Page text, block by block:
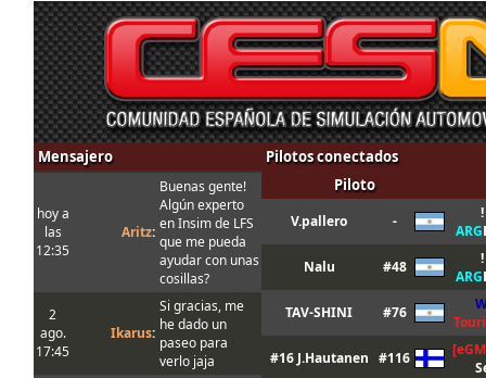
Mensajero Pilotos conectados
hoy a
las
12:35
Aritz:
Buenas gente!
Algún experto
en Insim de LFS
que me pueda
ayudar con unas
cosillas?
2
ago.
17:45
Ikarus:
Si gracias, me
he dado un
paseo para
verlo jaja
Piloto
V.pallero -
ARG
Nalu
#48
ARG
TAV-SHINI
#76
#16 J.Hautanen #116